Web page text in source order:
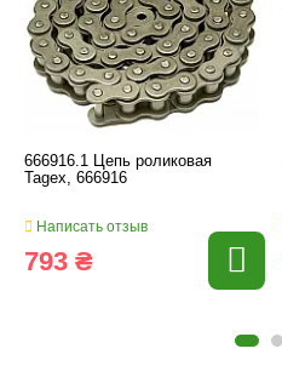
666916.1 Цепь роликовая
Tagex, 666916
Написать отзыв
793 ₴